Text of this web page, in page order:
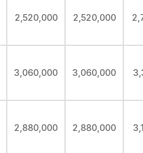
2,520,000 2,520,000
3,060,000 3,060,000
2,880,000 2,880,000